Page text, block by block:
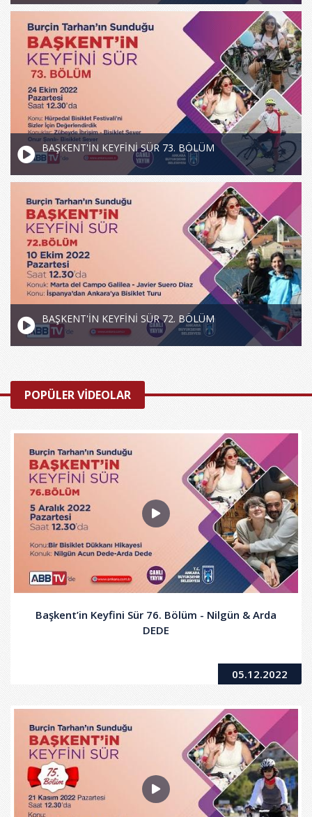
BAŞKENT'İN KEYFİNİ SÜR 73. BÖLÜM
BAŞKENT'İN KEYFİNİ SÜR 72. BÖLÜM
POPÜLER VİDEOLAR
Başkent’in Keyfini Sür 76. Bölüm - Nilgün & Arda
DEDE
05.12.2022